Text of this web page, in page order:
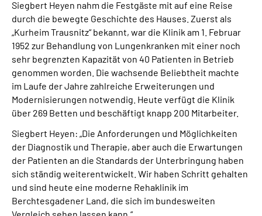
Siegbert Heyen nahm die Festgäste mit auf eine Reise
durch die bewegte Geschichte des Hauses. Zuerst als
„Kurheim Trausnitz“ bekannt, war die Klinik am 1. Februar
1952 zur Behandlung von Lungenkranken mit einer noch
sehr begrenzten Kapazität von 40 Patienten in Betrieb
genommen worden. Die wachsende Beliebtheit machte
im Laufe der Jahre zahlreiche Erweiterungen und
Modernisierungen notwendig. Heute verfügt die Klinik
über 269 Betten und beschäftigt knapp 200 Mitarbeiter.
Siegbert Heyen: „Die Anforderungen und Möglichkeiten
der Diagnostik und Therapie, aber auch die Erwartungen
der Patienten an die Standards der Unterbringung haben
sich ständig weiterentwickelt. Wir haben Schritt gehalten
und sind heute eine moderne Rehaklinik im
Berchtesgadener Land, die sich im bundesweiten